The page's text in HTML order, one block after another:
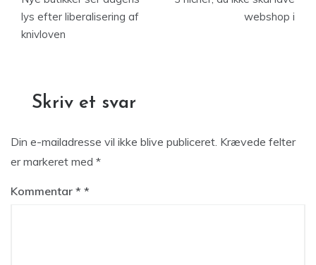
lys efter liberalisering af
knivloven
webshop i
Skriv et svar
Din e-mailadresse vil ikke blive publiceret. Krævede felter
er markeret med *
Kommentar *